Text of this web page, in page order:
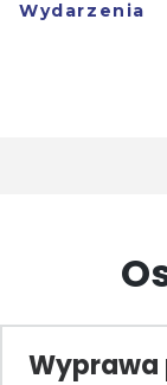
Wydarzenia
Wyprawa